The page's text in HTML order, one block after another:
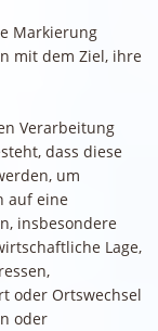
Markierung
mit dem Ziel, ihre
Verarbeitung
dass diese
um
auf eine
insbesondere
Lage,
oder Ortswechsel
oder